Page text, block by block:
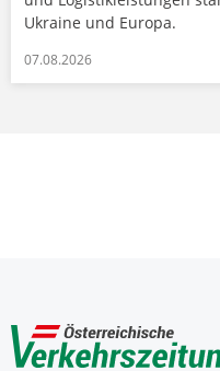
Ukraine und Europa.
07.08.2026